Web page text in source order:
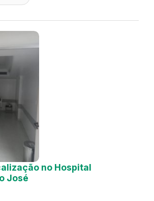
no Hospital
José